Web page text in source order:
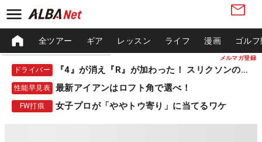
メルマガ登録
全ツアー ギア レッスン ライフ 漫画 ゴル
ドライバー 『4』が消え『R』が加わった！ スリクソンの新作
性能早見表 最新アイアンはロフト角で選べ！
FW打痕 女子プロが「ややトウ寄り」に当てるワケ